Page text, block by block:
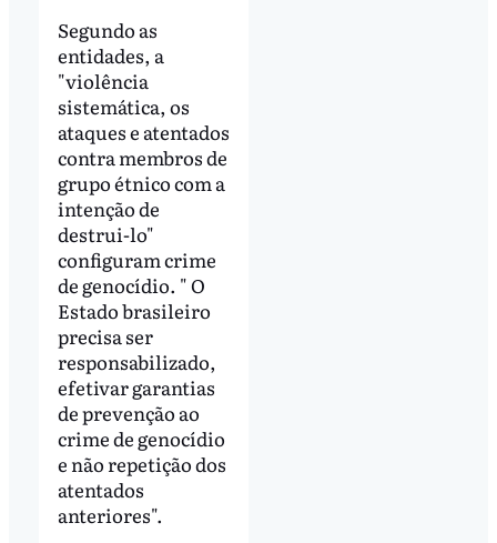
Segundo as
entidades, a
"violência
sistemática, os
ataques e atentados
contra membros de
grupo étnico com a
intenção de
destrui-lo"
configuram crime
de genocídio. " O
Estado brasileiro
precisa ser
responsabilizado,
efetivar garantias
de prevenção ao
crime de genocídio
e não repetição dos
atentados
anteriores".